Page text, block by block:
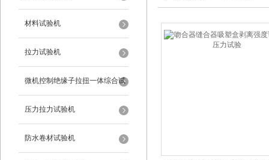
材料试验机
拉力试验机
微机控制绝缘子拉扭一体综合试
验台
压力拉力试验机
防水卷材试验机